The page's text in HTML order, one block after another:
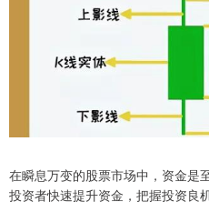
在瞬息万变的股票市场中，资金是
投资者快速提升资金，把握投资良